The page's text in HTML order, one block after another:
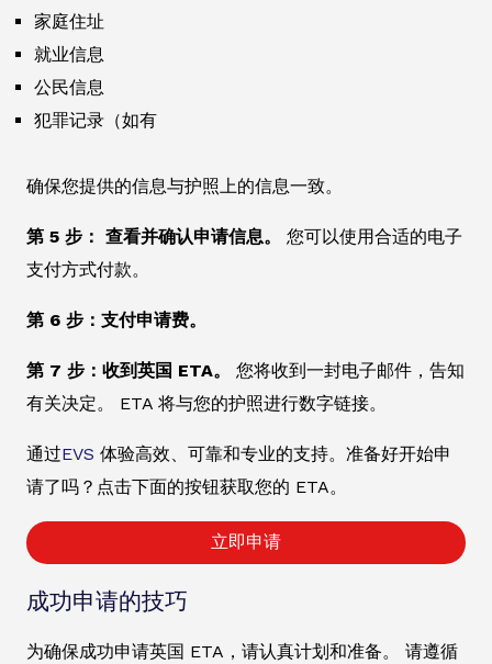
家庭住址
就业信息
公民信息
犯罪记录（如有
确保您提供的信息与护照上的信息一致。
第 5 步： 查看并确认申请信息。
您可以使用合适的电子
支付方式付款。
第 6 步：支付申请费。
第 7 步：收到英国 ETA。
您将收到一封电子邮件，告知
有关决定。 ETA 将与您的护照进行数字链接。
通过EVS 体验高效、可靠和专业的支持。准备好开始申
请了吗？点击下面的按钮获取您的 ETA。
立即申请
成功申请的技巧
为确保成功申请英国 ETA，请认真计划和准备。 请遵循